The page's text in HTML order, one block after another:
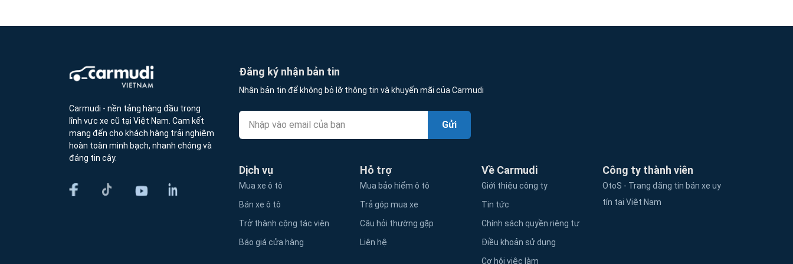
Carmudi - nền tảng hàng đầu trong
lĩnh vực xe cũ tại Việt Nam. Cam kết
mang đến cho khách hàng trải nghiệm
hoàn toàn minh bạch, nhanh chóng và
đáng tin cậy.
Đăng ký nhận bản tin
Nhận bản tin để không bỏ lỡ thông tin và khuyến mãi của Carmudi
Gửi
Dịch vụ
Mua xe ô tô
Bán xe ô tô
Trở thành cộng tác viên
Báo giá cửa hàng
Hỗ trợ
Mua bảo hiểm ô tô
Trả góp mua xe
Câu hỏi thường gặp
Liên hệ
Về Carmudi
Giới thiệu công ty
Tin tức
Chính sách quyền riêng tư
Điều khoản sử dụng
Cơ hội việc làm
Công ty thành viên
OtoS - Trang đăng tin bán xe uy
tín tại Việt Nam